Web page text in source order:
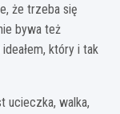
że trzeba się
bywa też
który i tak
ucieczka, walka,